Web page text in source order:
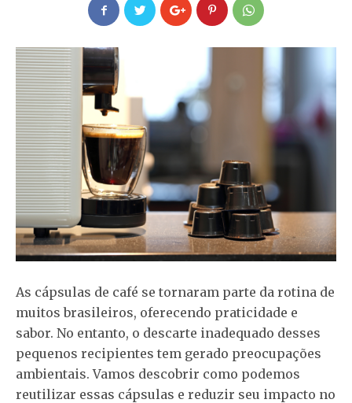
As cápsulas de café se tornaram parte da rotina de
muitos brasileiros, oferecendo praticidade e
sabor. No entanto, o descarte inadequado desses
pequenos recipientes tem gerado preocupações
ambientais. Vamos descobrir como podemos
reutilizar essas cápsulas e reduzir seu impacto no